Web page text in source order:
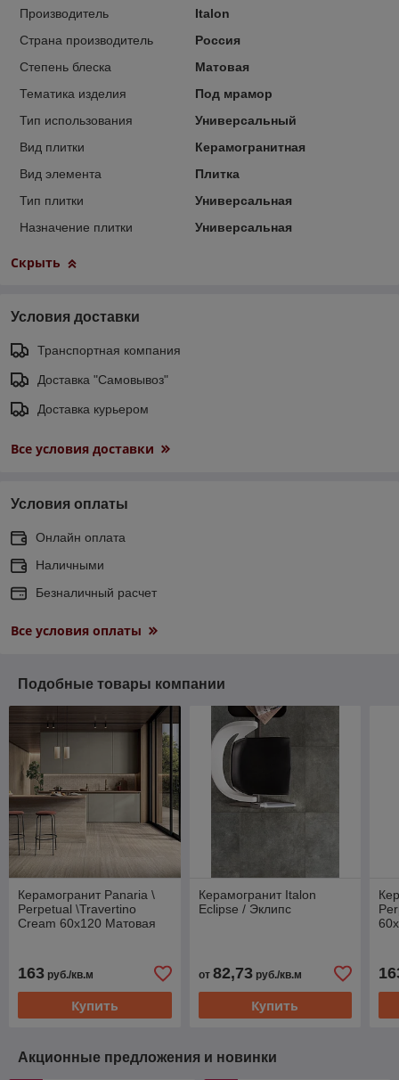
Производитель
Italon
Страна производитель
Россия
Степень блеска
Матовая
Тематика изделия
Под мрамор
Тип использования
Универсальный
Вид плитки
Керамогранитная
Вид элемента
Плитка
Тип плитки
Универсальная
Назначение плитки
Универсальная
Скрыть
Условия доставки
Транспортная компания
Доставка "Самовывоз"
Доставка курьером
Все условия доставки
Условия оплаты
Онлайн оплата
Наличными
Безналичный расчет
Все условия оплаты
Подобные товары компании
Керамогранит Panaria \
Perpetual \Travertino
Cream 60х120 Матовая
163 руб./кв.м
Купить
Керамогранит Italon
Eclipse / Эклипс
от 82,73руб./кв.м
Купить
Акционные предложения и новинки